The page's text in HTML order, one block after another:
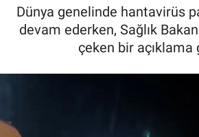
Dünya genelinde hantavirüs
devam ederken, Sağlık
çeken bir açıklama
Son Dakika Haberleri
Haber Arşivi